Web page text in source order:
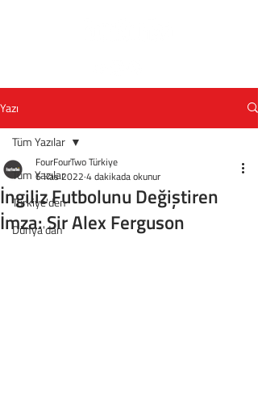
Yazı
Tüm Yazılar
Türkiye'den
Dünya'dan
Tüm Yazılar
İngiliz Futbolunu Değiştiren
İmza: Sir Alex Ferguson
FourFourTwo Türkiye
6 Kas 2022 4 dakikada okunur